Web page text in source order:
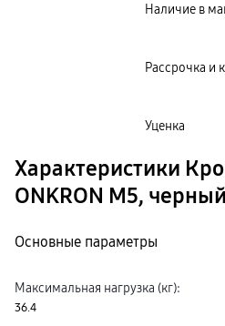
Наличие в
Рассрочка и
Уценка
Характеристики
ONKRON M5, черный
Основные параметры
Максимальная нагрузка (кг):
36.4